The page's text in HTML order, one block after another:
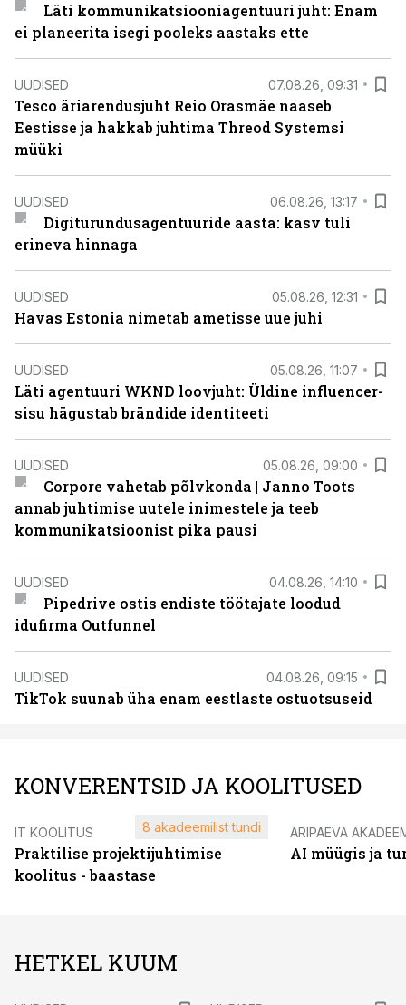
Läti kommunikatsiooniagentuuri juht: Enam
ei planeerita isegi pooleks aastaks ette
UUDISED 07.08.26, 09:31
Tesco äriarendusjuht Reio Orasmäe naaseb
Eestisse ja hakkab juhtima Threod Systemsi
müüki
UUDISED 06.08.26, 13:17
Digiturundusagentuuride aasta: kasv tuli
erineva hinnaga
UUDISED 05.08.26, 12:31
Havas Estonia nimetab ametisse uue juhi
UUDISED 05.08.26, 11:07
Läti agentuuri WKND loovjuht: Üldine influencer-
sisu hägustab brändide identiteeti
UUDISED 05.08.26, 09:00
Corpore vahetab põlvkonda | Janno Toots
annab juhtimise uutele inimestele ja teeb
kommunikatsioonist pika pausi
UUDISED 04.08.26, 14:10
Pipedrive ostis endiste töötajate loodud
idufirma Outfunnel
UUDISED 04.08.26, 09:15
TikTok suunab üha enam eestlaste ostuotsuseid
KONVERENTSID JA KOOLITUSED
IT KOOLITUS
Praktilise projektijuhtimise
koolitus - baastase
8 akadeemilist tundi ÄRIPÄEVA
AI müügis ja
HETKEL KUUM